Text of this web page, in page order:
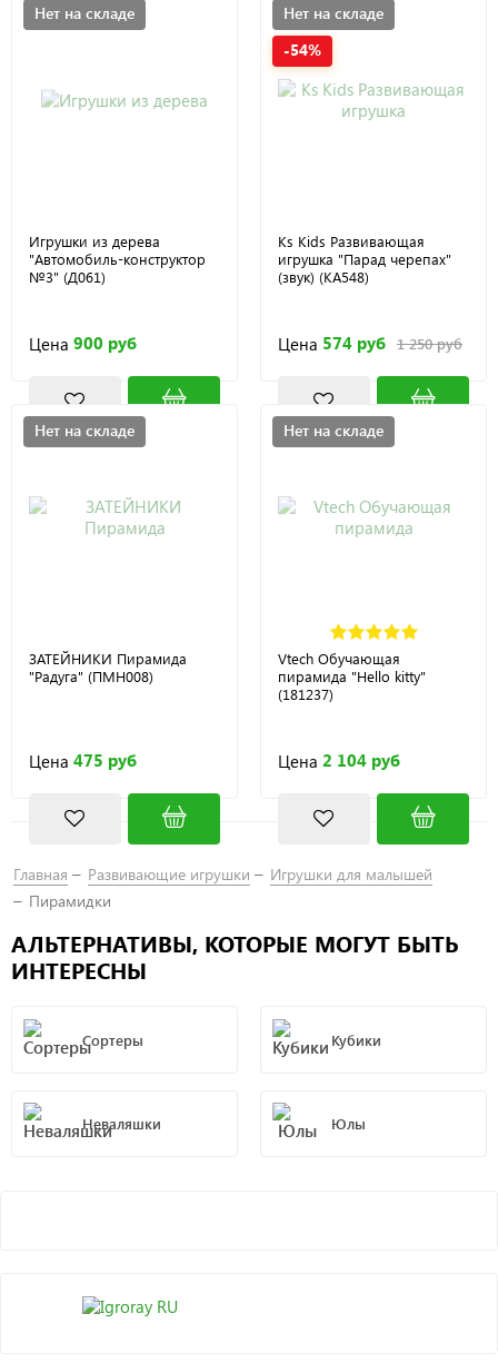
Нет на складе
Игрушки из дерева
"Автомобиль-конструктор
№3" (Д061)
Цена 900 руб
Нет на складе
-54%
Ks Kids Развивающая
игрушка "Парад черепах"
(звук) (KA548)
Цена 574 руб 1 250 руб
Нет на складе
ЗАТЕЙНИКИ Пирамида
"Радуга" (ПМН008)
Цена 475 руб
Нет на складе
Vtech Обучающая
пирамида "Hello kitty"
(181237)
Цена 2 104 руб
Главная Развивающие игрушки
Игрушки для малышей
Пирамидки
АЛЬТЕРНАТИВЫ, КОТОРЫЕ МОГУТ БЫТЬ
ИНТЕРЕСНЫ
Сортеры Кубики
Неваляшки Юлы